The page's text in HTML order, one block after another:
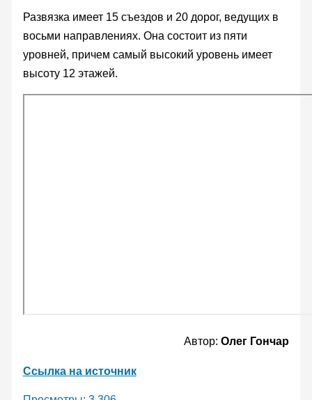
Развязка имеет 15 съездов и 20 дорог, ведущих в
восьми направлениях. Она состоит из пяти
уровней, причем самый высокий уровень имеет
высоту 12 этажей.
Автор:Олег Гончар
Ссылка на источник